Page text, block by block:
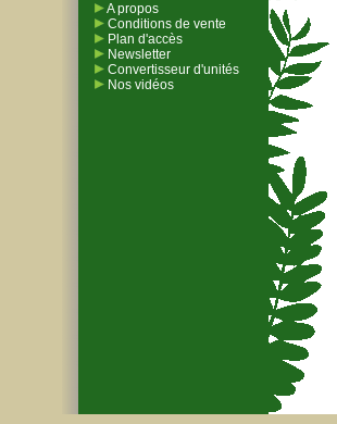
A propos
Conditions de vente
Plan d'accès
Newsletter
Convertisseur d'unités
Nos vidéos